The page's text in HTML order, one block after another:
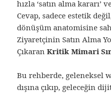
hızla ‘satın alma kararı’
Cevap, sadece estetik
dönüşüm anatomisine
Ziyaretçinin Satın Alma
ÇıkaranKritik Mimari
Bu rehberde, geleneksel
dışına çıkıp, geleceğin